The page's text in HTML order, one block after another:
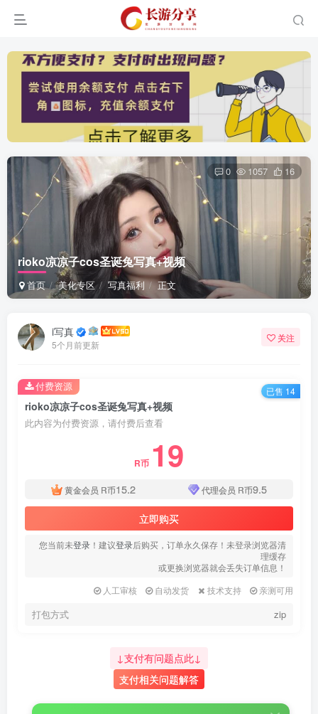
rioko凉凉子cos圣诞兔写真+视频
首页 美化专区 写真福利 正文
0 1057 16
i写真
5个月前更新
关注
rioko凉凉子cos圣诞兔写真+视频
此内容为付费资源，请付费后查看
R币 19
黄金会员 R币15.2 代理会员 R币9.5
立即购买
您当前未登录 ！建议登录后购买，订单永久保存！未登录浏览器清
理缓存
或更换浏览器就会丢失订单信息！
人工审核
自动发货 技术支持 亲测可用
打包方式 zip
付费资源 已售 14
↓支付有问题点此↓
支付相关问题解答